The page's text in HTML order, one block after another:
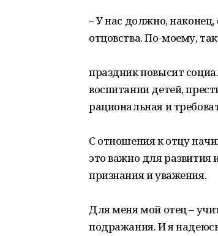
– У нас должно,
отцовства. По-моему,
праздник повысит
воспитании детей,
рациональная и
С отношения к отцу
это важно для
признания и уважения.
Для меня мой отец –
подражания. И я